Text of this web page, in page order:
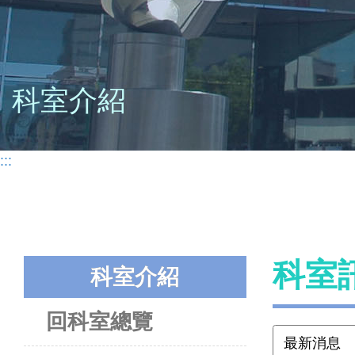
科室介紹
:::
科室介紹
回科室總覽
科室